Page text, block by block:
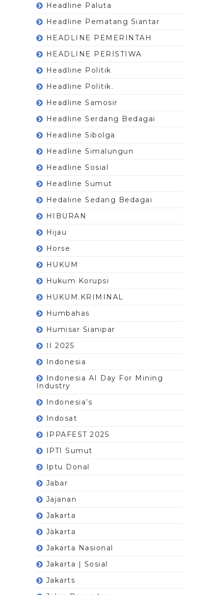
Headline Paluta
Headline Pematang Siantar
HEADLINE PEMERINTAH
HEADLINE PERISTIWA
Headline Politik
Headline Politik.
Headline Samosir
Headline Serdang Bedagai
Headline Sibolga
Headline Simalungun
Headline Sosial
Headline Sumut
Hedaline Sedang Bedagai
HIBURAN
Hijau
Horse
HUKUM
Hukum Korupsi
HUKUM.KRIMINAL
Humbahas
Humisar Sianipar
II 2025
Indonesia
Indonesia AI Day For Mining
Industry
Indonesia’s
Indosat
IPPAFEST 2025
IPTI Sumut
Iptu Donal
Jabar
Jajanan
Jakarta
Jàkarta
Jakarta Nasional
Jakarta | Sosial
Jakarts